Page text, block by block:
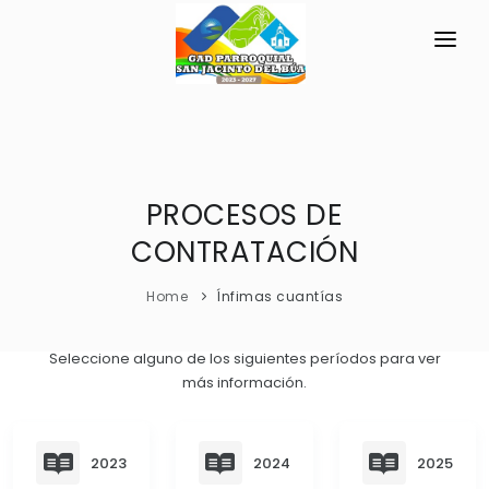
RESEÑA HISTÓRICA
Historia Antigua
Historia Actual
GEOGRAFÍA
Clima
TRANSPARENCIA
GESTIÓN Y PRESUPUESTO
GESTIÓN INSTITUCIONAL
Resoluciones
MECANISMOS DE PARTICIPACIÓN
Solicitud de acceso información pública
PROCESOS DE
CONTRATACIÓN
Home Ínfimas cuantías
Seleccione alguno de los siguientes períodos para ver
más información.
2023 2024 2025